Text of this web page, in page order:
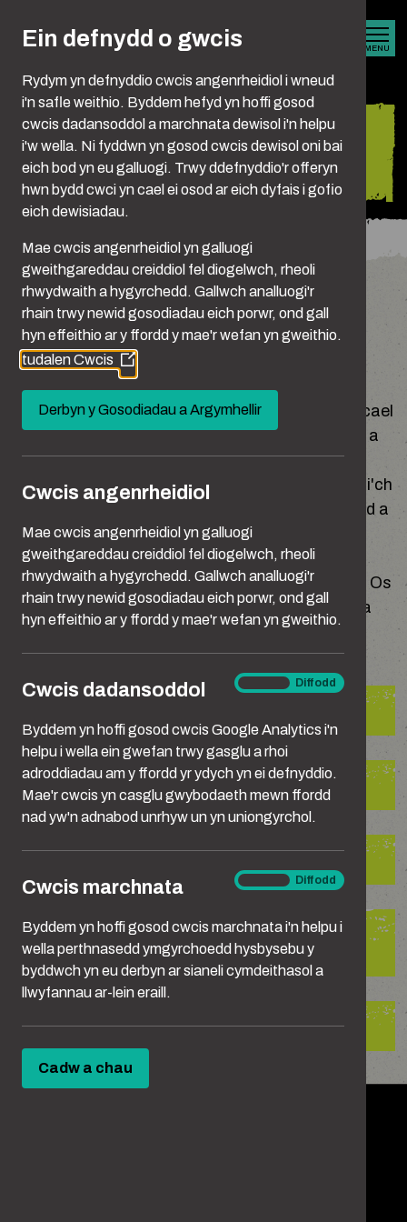
MENU
Ffyrdd eraill o riportio
camdriniaeth
Riportio Camdriniaeth Riportio – Opsiynau Eraill
Ffyrdd eraill o riportio
camdriniaeth
Nid pawb fydd yn teimlo'n ddigon cyfforddus i
ffonio'r heddlu’n syth, ac mae hynny'n iawn. Os
ydych chi neu rywun rydych chi'n ei adnabod yn cael
ei gam-drin, mae ffyrdd eraill o siarad am y peth a
chael cymorth, yn dibynnu ar beth sydd wedi
digwydd ac ym mhle. Gall yr opsiynau hyn helpu i'ch
cefnogi, yn ogystal â chofnodi beth sy'n digwydd a
phenderfynu beth i'w wneud nesaf.
Os ydych chi mewn perygl dybryd, ffoniwch 999. Os
nad yw’n ddiogel i chi siarad, gallwch bwyso 55 a
byddwch yn cael eich trosglwyddo i rywun sydd
wedi'i hyfforddi i ddelio â ‘galwadau tawel’.
Riportio stelcio
Riportio cam-drin mewn man
cyhoeddus
Riportio trais rhywiol
Ein defnydd o gwcis
Rydym yn defnyddio cwcis angenrheidiol i wneud
i'n safle weithio. Byddem hefyd yn hoffi gosod
cwcis dadansoddol a marchnata dewisol i'n helpu
i'w wella. Ni fyddwn yn gosod cwcis dewisol oni bai
eich bod yn eu galluogi. Trwy ddefnyddio'r offeryn
hwn bydd cwci yn cael ei osod ar eich dyfais i gofio
eich dewisiadau.
Mae cwcis angenrheidiol yn galluogi
gweithgareddau creiddiol fel diogelwch, rheoli
rhwydwaith a hygyrchedd. Gallwch analluogi'r
rhain trwy newid gosodiadau eich porwr, ond gall
hyn effeithio ar y ffordd y mae'r wefan yn gweithio.
tudalen Cwcis (Opens
in
a
new
Derbyn y Gosodiadau a Argymhellir
Cwcis angenrheidiol
Mae cwcis angenrheidiol yn galluogi
gweithgareddau creiddiol fel diogelwch, rheoli
rhwydwaith a hygyrchedd. Gallwch analluogi'r
rhain trwy newid gosodiadau eich porwr, ond gall
hyn effeithio ar y ffordd y mae'r wefan yn gweithio.
Cwcis dadansoddol
Byddem yn hoffi gosod cwcis Google Analytics i'n
helpu i wella ein gwefan trwy gasglu a rhoi
adroddiadau am y ffordd yr ydych yn ei defnyddio.
Mae'r cwcis yn casglu gwybodaeth mewn ffordd
nad yw'n adnabod unrhyw un yn uniongyrchol.
Cwcis
Diffodd
Cwcis marchnata
Byddem yn hoffi gosod cwcis marchnata i'n helpu i
wella perthnasedd ymgyrchoedd hysbysebu y
byddwch yn eu derbyn ar sianeli cymdeithasol a
llwyfannau ar-lein eraill.
Cwcis
Diffodd
Cadw a chau